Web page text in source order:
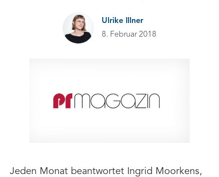
Ulrike Illner
8. Februar 2018
Jeden Monat beantwortet Ingrid Moorkens,